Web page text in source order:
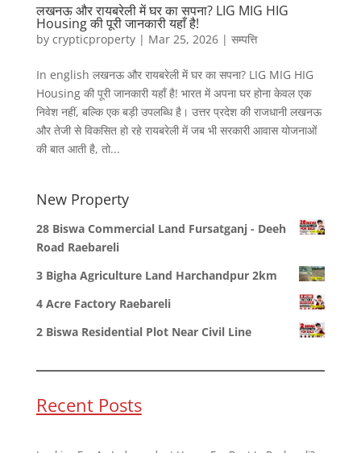
लखनऊ और रायबरेली में घर का सपना? LIG MIG HIG
Housing की पूरी जानकारी यहाँ है!
by crypticproperty| Mar 25, 2026| सम्पत्ति
In english लखनऊ और रायबरेली में घर का सपना? LIG MIG HIG
Housing की पूरी जानकारी यहाँ है! भारत में अपना घर होना केवल एक
निवेश नहीं, बल्कि एक बड़ी उपलब्धि है। उत्तर प्रदेश की राजधानी लखनऊ
और तेजी से विकसित हो रहे रायबरेली में जब भी सरकारी आवास योजनाओं
की बात आती है, तो...
New Property
28 Biswa Commercial Land Fursatganj - Deeh
Road Raebareli
3 Bigha Agriculture Land Harchandpur 2km
4 Acre Factory Raebareli
2 Biswa Residential Plot Near Civil Line
Recent Posts